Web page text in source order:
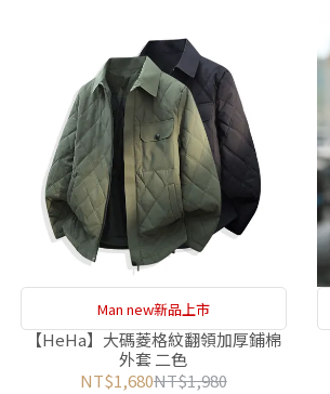
Man new新品上市
【HeHa】大碼菱格紋翻領加厚鋪棉
外套 二色
NT$1,680NT$1,980